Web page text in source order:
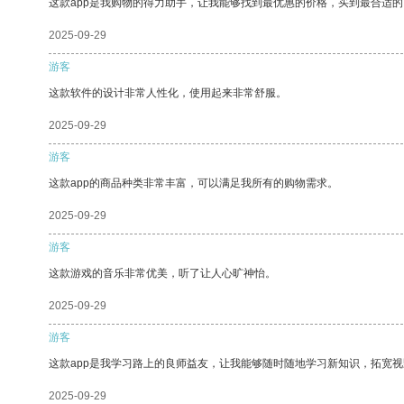
这款app是我购物的得力助手，让我能够找到最优惠的价格，买到最合适的
2025-09-29
游客
这款软件的设计非常人性化，使用起来非常舒服。
2025-09-29
游客
这款app的商品种类非常丰富，可以满足我所有的购物需求。
2025-09-29
游客
这款游戏的音乐非常优美，听了让人心旷神怡。
2025-09-29
游客
这款app是我学习路上的良师益友，让我能够随时随地学习新知识，拓宽视
2025-09-29